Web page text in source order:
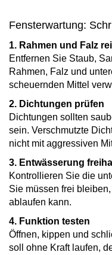
Fensterwartung:
1. Rahmen und Falz
Entfernen Sie Staub,
Rahmen, Falz und
scheuernden Mittel
2. Dichtungen prüfen
Dichtungen sollten
sein. Verschmutzte
nicht mit aggressiven
3. Entwässerung
Kontrollieren Sie die
Sie müssen frei
ablaufen kann.
4. Funktion testen
Öffnen, kippen und
soll ohne Kraft laufen,